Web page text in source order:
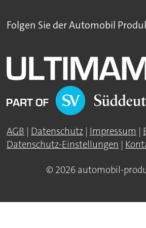
Folgen Sie der Automobil
AGB | Datenschutz | Impressum |
Datenschutz-Einstellungen |
© 2026 automobil-